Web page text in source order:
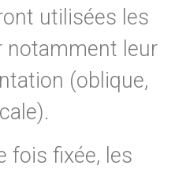
utilisées les
notamment leur
(oblique,
fois fixée, les